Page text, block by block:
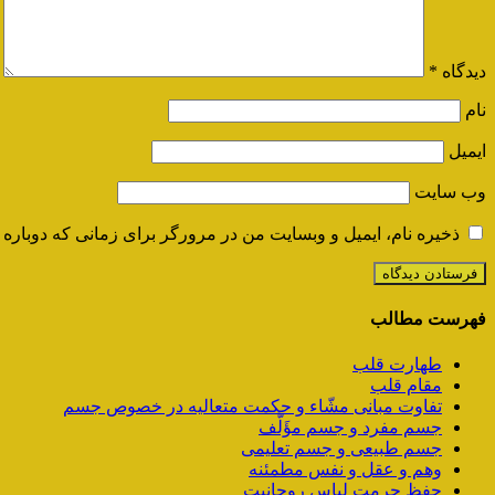
دیدگاه *
نام
ایمیل
وب‌ سایت
ذخیره نام، ایمیل و وبسایت من در مرورگر برای زمانی که
فهرست مطالب
طهارت قلب
مقام قلب
تفاوت مبانی مشّاء و حکمت متعالیه در خصوص جسم
جسم مفرد و جسم مؤَلَّف
جسم طبیعی و جسم تعلیمی
وهم و عقل و نفس مطمئنه
حفظ حرمت لباس روحانیت